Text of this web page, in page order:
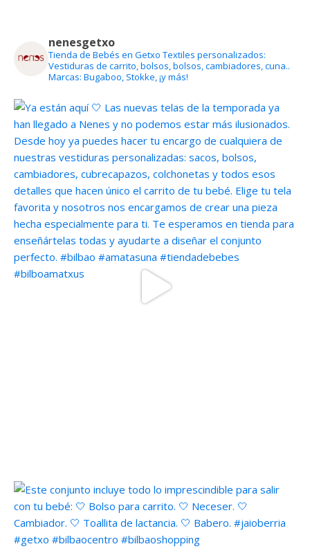
nenesgetxo
Tienda de Bebés en Getxo Textiles personalizados:
Vestiduras de carrito, bolsos, bolsos, cambiadores, cuna..
Marcas: Bugaboo, Stokke, ¡y más!